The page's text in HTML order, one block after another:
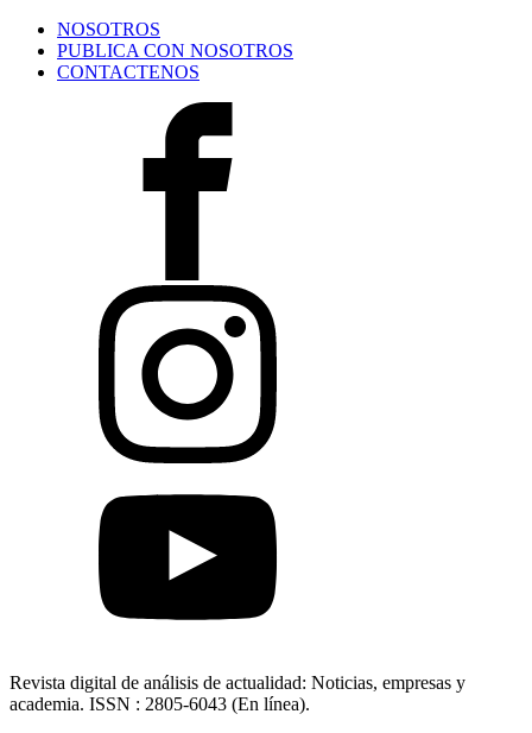
NOSOTROS
PUBLICA CON NOSOTROS
CONTACTENOS
Revista digital de análisis de actualidad: Noticias, empresas y
academia. ISSN : 2805-6043 (En línea).